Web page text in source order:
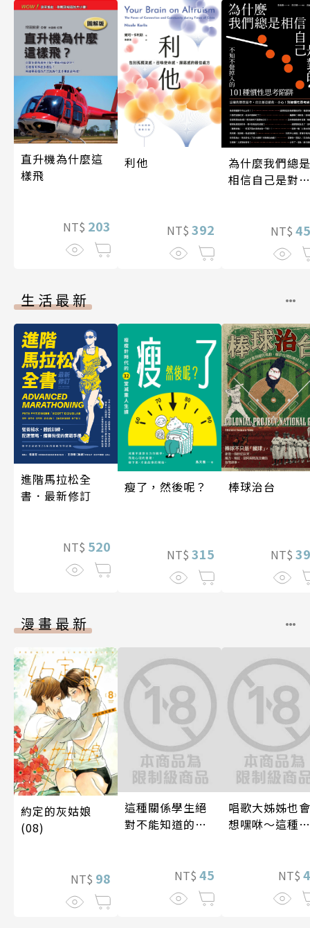
直升機為什麼這
樣飛
NT$ 203
利他
NT$ 392
為什麼我們總是
相信自己是對
NT$
生活最新
進階馬拉松全
書．最新修訂
NT$ 520
瘦了，然後呢？
NT$ 315
棒球治台
NT$
漫畫最新
約定的灰姑娘
(08)
NT$ 98
這種關係學生絕
對不能知道的
兩人是甜蜜的現
在進行式～ 02
NT$ 45
唱歌大姊姊也會
想嘿咻～這種表
喔…(第31話)
NT$